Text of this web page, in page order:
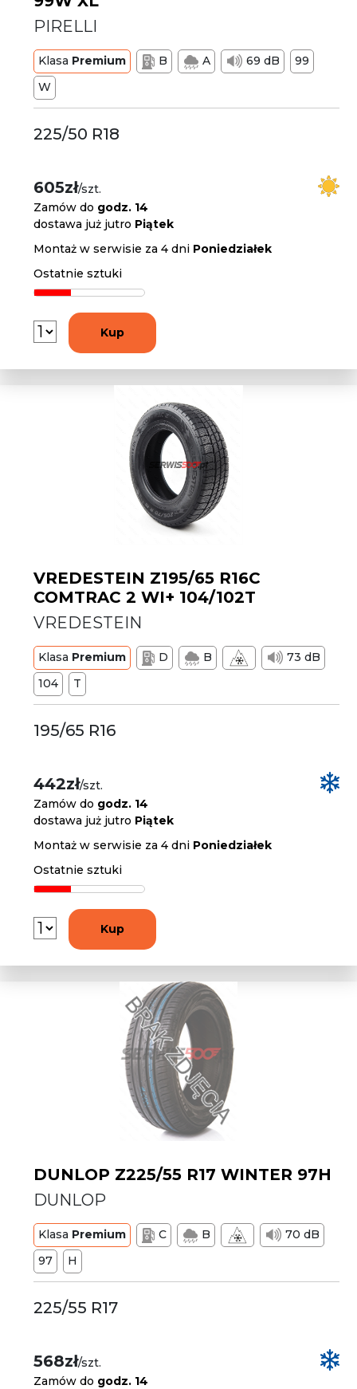
PIRELLI
Klasa Premium B A 69 dB
99
W
225/50 R18
605zł/szt.
Zamów do godz. 14
dostawa już jutro Piątek
Montaż w serwisie za 4 dni Poniedziałek
Ostatnie sztuki
Kup
VREDESTEIN Z195/65 R16C
COMTRAC 2 WI+ 104/102T
VREDESTEIN
Klasa Premium D B
73 dB
104
T
195/65 R16
442zł/szt.
Zamów do godz. 14
dostawa już jutro Piątek
Montaż w serwisie za 4 dni Poniedziałek
Ostatnie sztuki
Kup
DUNLOP Z225/55 R17 WINTER 97H
DUNLOP
Klasa Premium C B
70 dB
97
H
225/55 R17
568zł/szt.
Zamów do godz. 14